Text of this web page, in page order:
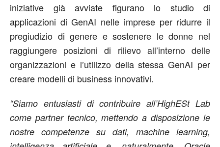
iniziative già avviate figurano lo studio di
applicazioni di GenAI nelle imprese per ridurre il
pregiudizio di genere e sostenere le donne nel
raggiungere posizioni di rilievo all’interno delle
organizzazioni e l’utilizzo della stessa GenAI per
creare modelli di business innovativi.
“Siamo entusiasti di contribuire all’HighESt Lab
come partner tecnico, mettendo a disposizione le
nostre competenze su dati, machine learning,